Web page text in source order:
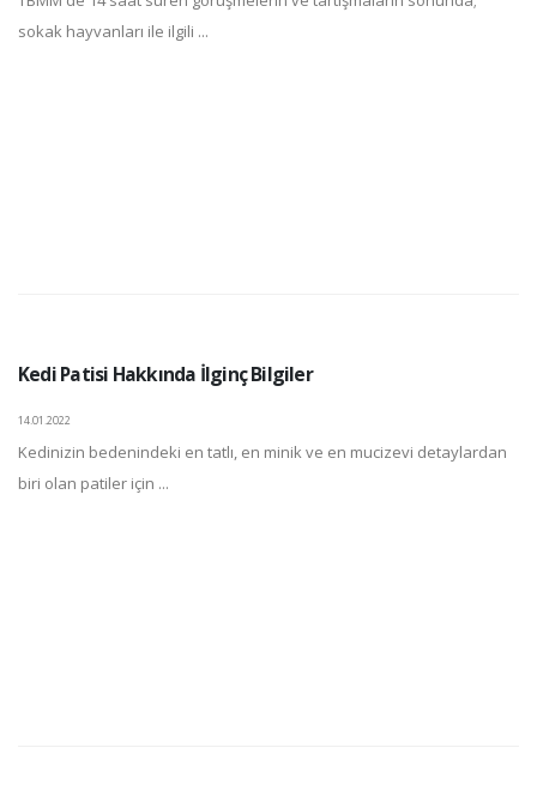
sokak hayvanları ile ilgili ...
Kedi Patisi Hakkında İlginç Bilgiler
14.01.2022
Kedinizin bedenindeki en tatlı, en minik ve en mucizevi detaylardan
biri olan patiler için ...